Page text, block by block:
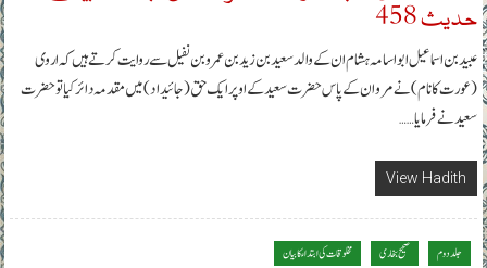
حدیث 458
عبید بن اسماعیل ابواسامہ ہشام ان کے والد سعید بن زید بن عمرو بن نفیل سے روایت کرتے ہیں کہ اروی
(عورت کا نام) نے مروان کے پاس حضرت سعید کے اوپر ایک حق (جائیداد) میں مقدمہ دائر کیا تو حضرت
سعید نے فرمایا……
View Hadith
جلد دوم صحیح بخاری مخلوقات کی ابتداء کا بیان